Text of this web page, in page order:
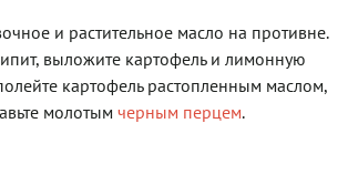
и растительное масло на противне.
выложите картофель и лимонную
картофель растопленным маслом,
молотым черным перцем.